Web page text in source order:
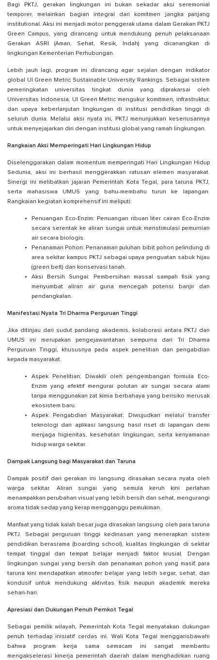
Bagi PKTJ, gerakan lingkungan ini bukan sekadar aksi seremonial
temporer, melainkan bagian integral dari komitmen jangka panjang
institutional. Aksi ini menjadi motor penggerak utama dalam Gerakan PKTJ
Green Campus, yang dirancang untuk mendukung penuh pelaksanaan
Gerakan ASRI (Aman, Sehat, Resik, Indah) yang dicanangkan di
lingkungan Kementerian Perhubungan.
Lebih jauh lagi, program ini dirancang agar sejalan dengan indikator
global UI Green Metric Sustainable University Rankings. Sebagai sistem
pemeringkatan universitas tingkat dunia yang diprakarsai oleh
Universitas Indonesia, UI Green Metric mengukur komitmen, infrastruktur,
dan upaya keberlanjutan lingkungan di institusi pendidikan tinggi di
seluruh dunia. Melalui aksi nyata ini, PKTJ menunjukkan keseriusannya
untuk menyejajarkan diri dengan institusi global yang ramah lingkungan.
Rangkaian Aksi Memperingati Hari Lingkungan Hidup
Diselenggarakan dalam momentum memperingati Hari Lingkungan Hidup
Sedunia, aksi ini berhasil menggerakkan ratusan elemen masyarakat.
Sinergi ini melibatkan jajaran Pemerintah Kota Tegal, para taruna PKTJ,
serta mahasiswa UMUS yang bahu-membahu turun ke lapangan.
Rangkaian kegiatan komprehensif ini meliputi:
Penuangan Eco-Enzim: Penuangan ribuan liter cairan Eco-Enzim
secara serentak ke aliran sungai untuk menstimulasi pemurnian
air secara biologis.
Penanaman Pohon: Penanaman puluhan bibit pohon pelindung di
area sekitar kampus PKTJ sebagai upaya penguatan sabuk hijau
(green belt) dan konservasi tanah.
Aksi Bersih Sungai: Pembersihan massal sampah fisik yang
menyumbat aliran air guna mencegah potensi banjir dan
pendangkalan.
Manifestasi Nyata Tri Dharma Perguruan Tinggi
Jika ditinjau dari sudut pandang akademis, kolaborasi antara PKTJ dan
UMUS ini merupakan pengejawantahan sempurna dari Tri Dharma
Perguruan Tinggi, khususnya pada aspek penelitian dan pengabdian
kepada masyarakat.
Aspek Penelitian: Diwakili oleh pengembangan formula Eco-
Enzim yang efektif mengurai polutan air sungai secara alami
tanpa menggunakan zat kimia berbahaya yang berisiko merusak
ekosistem baru.
Aspek Pengabdian Masyarakat: Diwujudkan melalui transfer
teknologi dan aplikasi langsung hasil riset di lapangan demi
menjaga higienitas, kesehatan lingkungan, serta kenyamanan
hidup warga sekitar.
Dampak Langsung bagi Masyarakat dan Taruna
Dampak positif dari gerakan ini langsung dirasakan secara nyata oleh
warga sekitar. Aliran sungai yang semula keruh kini perlahan
menampakkan perubahan visual yang lebih bersih dan sehat, mengurangi
aroma tidak sedap yang kerap mengganggu pemukiman.
Manfaat yang tidak kalah besar juga dirasakan langsung oleh para taruna
PKTJ. Sebagai perguruan tinggi kedinasan yang menerapkan sistem
pendidikan berasrama (boarding school), kualitas lingkungan di sekitar
tempat tinggal dan tempat belajar menjadi faktor krusial. Dengan
lingkungan sungai yang bersih dan penanaman pohon yang masif, para
taruna kini mendapatkan atmosfer belajar yang lebih segar, sehat, dan
kondusif untuk mendukung aktivitas fisik maupun akademik mereka
sehari-hari.
Apresiasi dan Dukungan Penuh Pemkot Tegal
Sebagai pemilik wilayah, Pemerintah Kota Tegal menyatakan dukungan
penuh terhadap inisiatif cerdas ini. Wali Kota Tegal menggarisbawahi
bahwa program kerja sama semacam ini sangat membantu
mengakselerasi kinerja pemerintah daerah dalam menghadirkan ruang